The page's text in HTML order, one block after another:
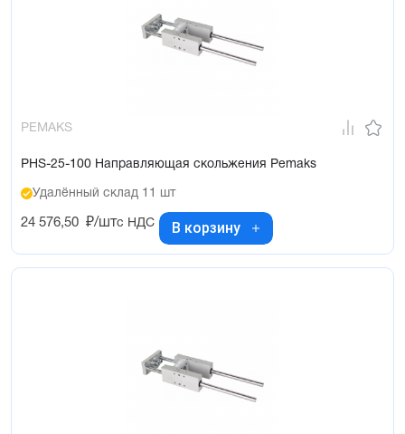
PEMAKS
PHS-25-100 Направляющая скольжения Pemaks
Удалённый склад 11 шт
24 576,50 ₽/штс НДС В корзину